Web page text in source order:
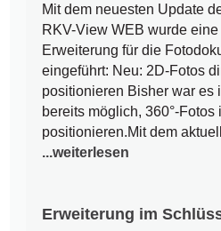
Mit dem neuesten Update
RKV-View WEB wurde
Erweiterung für die
eingeführt: Neu: 2D-Fotos
positionieren Bisher war es
bereits möglich, 360°-
positionieren.Mit dem
...weiterlesen
Erweiterung im